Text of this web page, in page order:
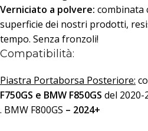
Verniciato a polvere: combinata
superficie dei nostri prodotti,
tempo. Senza fronzoli!
Compatibilità:
Piastra Portaborsa Posteriore:
F750GS e BMW F850GS del 2020-
. BMW F800GS – 2024+